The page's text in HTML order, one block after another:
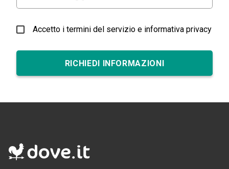
Accetto i termini del servizio e informativa privacy
RICHIEDI INFORMAZIONI